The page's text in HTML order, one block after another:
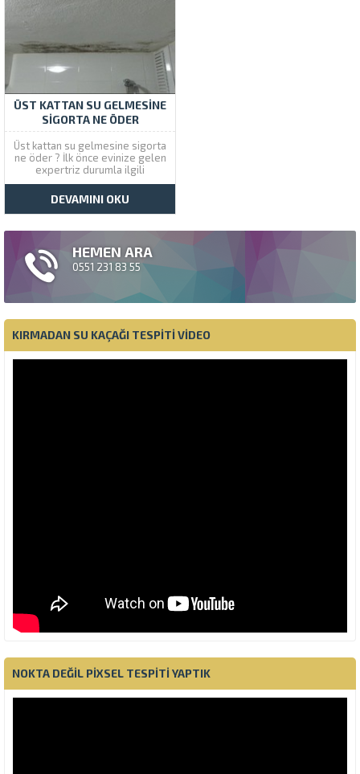
ÜST KATTAN SU GELMESINE
SIGORTA NE ÖDER
Üst kattan su gelmesine sigorta
ne öder ? İlk önce evinize gelen
expertriz durumla ilgili
raporlama tutar bunun
sonucunda görevlendirilen
yetkili tesisatçı maliyet
çıkartarak şirkete sunar. Maliyet
Yapılacak İşe Göre Değişir Üst
ücret ödemesi yoktur...
DEVAMINI OKU
HEMEN ARA
0551 231 83 55
KIRMADAN SU KAÇAĞI TESPITI VIDEO
NOKTA DEĞIL PIXSEL TESPITI YAPTIK